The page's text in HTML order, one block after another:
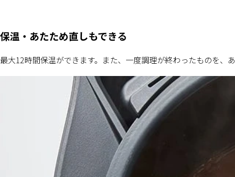
保温・あたため直しもできる
最大12時間保温ができます。また、一度調理が終わったものを、